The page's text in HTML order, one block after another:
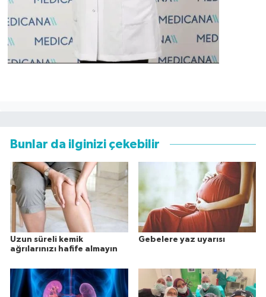
Bunlar da ilginizi çekebilir
Uzun süreli kemik
ağrılarınızı hafife almayın
Gebelere yaz uyarısı